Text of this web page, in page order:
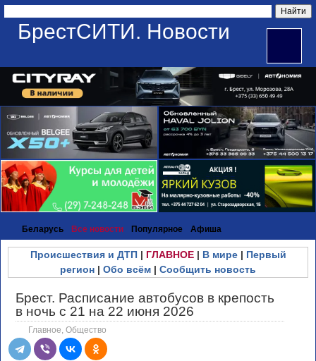
БрестСИТИ. Новости
Беларусь Все новости Популярное Афиша
Происшествия и ДТП| ГЛАВНОЕ| В мире| Первый
регион | Обо всём | Сообщить новость
Брест. Расписание автобусов в крепость
в ночь с 21 на 22 июня 2026
Главное Общество